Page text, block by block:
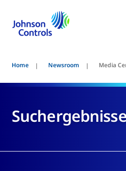
Home Newsroom Media